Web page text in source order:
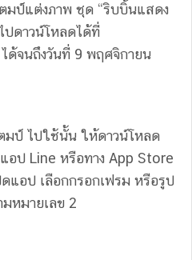
มป์แต่งภาพ ชุด “ริบบิ้นแสดง
ปดาวน์โหลดได้ที่
ได้จนถึงวันที่ 9 พฤศจิกายน
มป์ ไปใช้นั้น ให้ดาวน์โหลด
อป Line หรือทาง App Store
แอป เลือกกรอกเฟรม หรือรูป
หมายเลข 2